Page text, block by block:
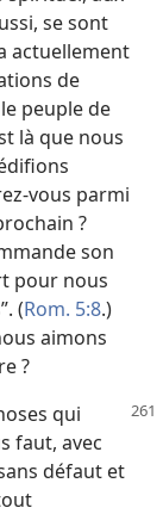
se sont
actuellement
de
peuple de
là que nous
​vous parmi
?
son
pour nous
(Rom. 5:8.)
aimons
?
qui
faut, avec
défaut et